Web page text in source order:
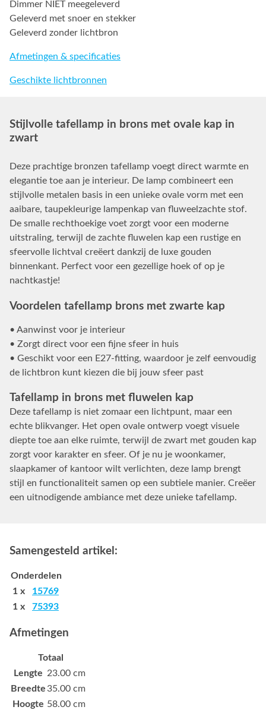
Dimmer NIET meegeleverd
Geleverd met snoer en stekker
Geleverd zonder lichtbron
Afmetingen & specificaties
Geschikte lichtbronnen
Stijlvolle tafellamp in brons met ovale kap in
zwart
Deze prachtige bronzen tafellamp voegt direct warmte en
elegantie toe aan je interieur. De lamp combineert een
stijlvolle metalen basis in een unieke ovale vorm met een
aaibare, taupekleurige lampenkap van fluweelzachte stof.
De smalle rechthoekige voet zorgt voor een moderne
uitstraling, terwijl de zachte fluwelen kap een rustige en
sfeervolle lichtval creëert dankzij de luxe gouden
binnenkant. Perfect voor een gezellige hoek of op je
nachtkastje!
Voordelen tafellamp brons met zwarte kap
• Aanwinst voor je interieur
• Zorgt direct voor een fijne sfeer in huis
• Geschikt voor een E27-fitting, waardoor je zelf eenvoudig
de lichtbron kunt kiezen die bij jouw sfeer past
Tafellamp in brons met fluwelen kap
Deze tafellamp is niet zomaar een lichtpunt, maar een
echte blikvanger. Het open ovale ontwerp voegt visuele
diepte toe aan elke ruimte, terwijl de zwart met gouden kap
zorgt voor karakter en sfeer. Of je nu je woonkamer,
slaapkamer of kantoor wilt verlichten, deze lamp brengt
stijl en functionaliteit samen op een subtiele manier. Creëer
een uitnodigende ambiance met deze unieke tafellamp.
Samengesteld artikel:
Onderdelen
1 x 15769
1 x 75393
Afmetingen
Totaal
Lengte 23.00 cm
Breedte 35.00 cm
Hoogte 58.00 cm